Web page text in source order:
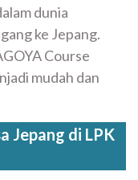
dunia
ke Jepang.
Course
mudah dan
Jepang di LPK